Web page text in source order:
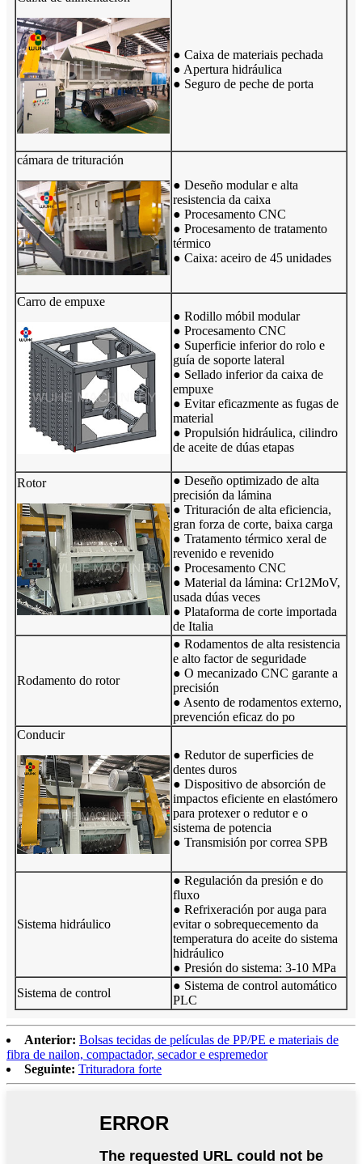
● Caixa de materiais pechada
● Apertura hidráulica
● Seguro de peche de porta
cámara de trituración
● Deseño modular e alta
resistencia da caixa
● Procesamento CNC
● Procesamento de tratamento
térmico
● Caixa: aceiro de 45 unidades
Carro de empuxe
● Rodillo móbil modular
● Procesamento CNC
● Superficie inferior do rolo e
guía de soporte lateral
● Sellado inferior da caixa de
empuxe
● Evitar eficazmente as fugas de
material
● Propulsión hidráulica, cilindro
de aceite de dúas etapas
Rotor
● Deseño optimizado de alta
precisión da lámina
● Trituración de alta eficiencia,
gran forza de corte, baixa carga
● Tratamento térmico xeral de
revenido e revenido
● Procesamento CNC
● Material da lámina: Cr12MoV,
usada dúas veces
● Plataforma de corte importada
de Italia
Rodamento do rotor
● Rodamentos de alta resistencia
e alto factor de seguridade
● O mecanizado CNC garante a
precisión
● Asento de rodamentos externo,
prevención eficaz do po
Conducir
● Redutor de superficies de
dentes duros
● Dispositivo de absorción de
impactos eficiente en elastómero
para protexer o redutor e o
sistema de potencia
● Transmisión por correa SPB
Sistema hidráulico
● Regulación da presión e do
fluxo
● Refrixeración por auga para
evitar o sobrequecemento da
temperatura do aceite do sistema
hidráulico
● Presión do sistema: 3-10 MPa
Sistema de control
● Sistema de control automático
PLC
Anterior: Bolsas tecidas de películas de PP/PE e materiais de
fibra de nailon, compactador, secador e espremedor
Seguinte: Trituradora forte